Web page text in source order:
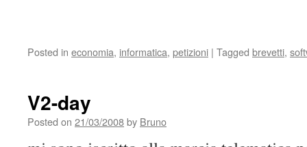
Posted in economia, informatica, petizioni | Tagged brevetti,
V2-day
Posted on 21/03/2008by Bruno